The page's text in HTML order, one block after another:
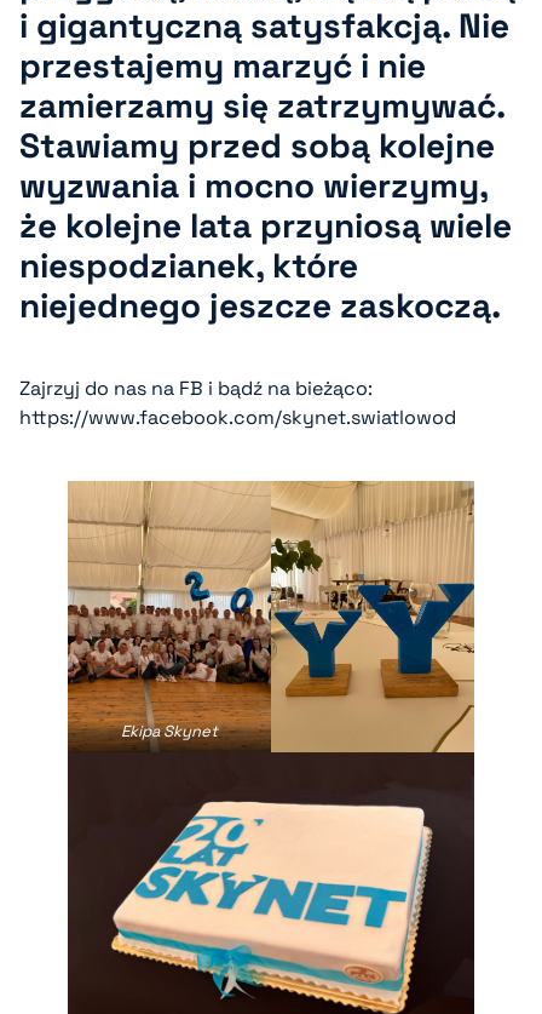
i gigantyczną satysfakcją. Nie
przestajemy marzyć i nie
zamierzamy się zatrzymywać.
Stawiamy przed sobą kolejne
wyzwania i mocno wierzymy,
że kolejne lata przyniosą wiele
niespodzianek, które
niejednego jeszcze zaskoczą.
Zajrzyj do nas na FB i bądź na bieżąco:
https://www.facebook.com/skynet.swiatlowod
Ekipa Skynet